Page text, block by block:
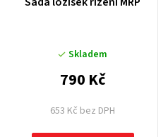
Skladem
653 Kč bez DPH
790 Kč